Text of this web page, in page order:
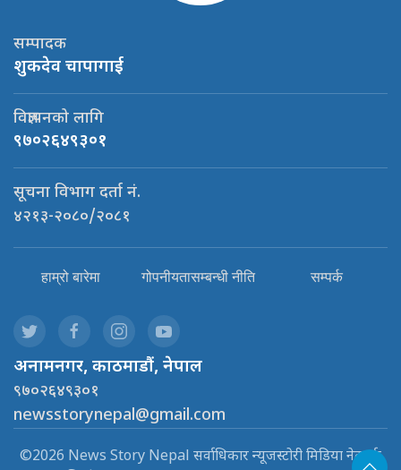
सम्पादक
शुकदेव चापागाई
विज्ञापनको लागि
९७०२६४९३०१
सूचना विभाग दर्ता नं.
४२१३-२०८०/२०८१
हाम्रो बारेमा गोपनीयतासम्बन्धी नीति सम्पर्क
अनामनगर, काठमाडौं, नेपाल
९७०२६४९३०१
newsstorynepal@gmail.com
©2026 News Story Nepal सर्वाधिकार न्यूजस्टोरी मिडिया नेटवर्क